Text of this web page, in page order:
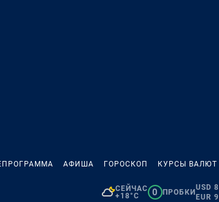
АФИША ГОРОСКОП КУРСЫ ВАЛЮТ
СЕЙЧАС
+18°C
0 ПРОБКИ
USD
EUR